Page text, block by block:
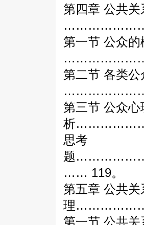
第四章 公共关
第一节 公众
第二节 各类公
第三节 公众心
析
思考
题
…… 119。
第五章 公共
理
第一节 公共关